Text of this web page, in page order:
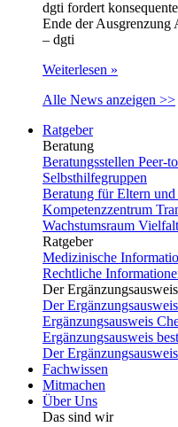
dgti fordert
Ende der
– dgti
Weiterlesen »
Alle News anzeigen >>
Ratgeber
Beratung
Beratungsstellen Peer-
Selbsthilfegruppen
Beratung für Eltern und
Kompetenzzentrum
Wachstumsraum Vielfalt
Ratgeber
Medizinische
Rechtliche
Der Ergänzungsausweis
Der
Ergänzungsausweis
Ergänzungsausweis
Der
Fachwissen
Mitmachen
Über Uns
Das sind wir